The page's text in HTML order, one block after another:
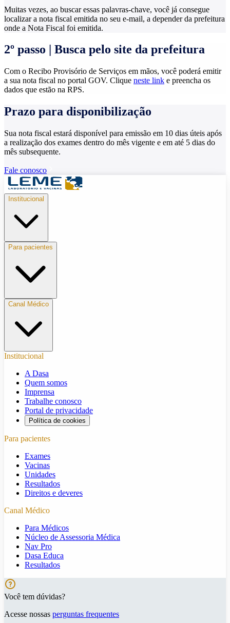
Muitas vezes, ao buscar essas palavras-chave, você já consegue
localizar a nota fiscal emitida no seu e-mail, a depender da prefeitura
onde a Nota Fiscal foi emitida.
2º passo | Busca pelo site da prefeitura
Com o Recibo Provisório de Serviços em mãos, você poderá emitir
a sua nota fiscal no portal GOV. Clique neste link e preencha os
dados que estão na RPS.
Prazo para disponibilização
Sua nota fiscal estará disponível para emissão em 10 dias úteis após
a realização dos exames dentro do mês vigente e em até 5 dias do
mês subsequente.
Fale conosco
Institucional
Para pacientes
Canal Médico
Institucional
A Dasa
Quem somos
Imprensa
Trabalhe conosco
Portal de privacidade
Política de cookies
Para pacientes
Exames
Vacinas
Unidades
Resultados
Direitos e deveres
Canal Médico
Para Médicos
Núcleo de Assessoria Médica
Nav Pro
Dasa Educa
Resultados
Você tem dúvidas?
Acesse nossas perguntas frequentes